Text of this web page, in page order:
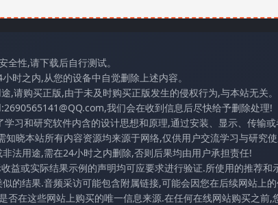
性,请下载后自行测试。
时之内,从您的设备中自觉删除上述内容。
请购买正版,由于未及时购买正版发生的侵权行为,与本站无关。
我们会在收到信息后尽快给予删除处理!
习和研究软件内含的设计思想和原理,通过安装、显示、传输
晓本站所有内容资源均来源于网络,仅供用户交流学习与研究
法用途,需在24小时之内删除,否则后果均由用户承担责任!
益或实际结果示例的声明均可应要求进行验证.所使用的推荐和
的结果.音频采访可能包含附属链接,可能会因您在后续网站上
在这些网站上购买的唯一信息来源.在任何在线网站购买之前,